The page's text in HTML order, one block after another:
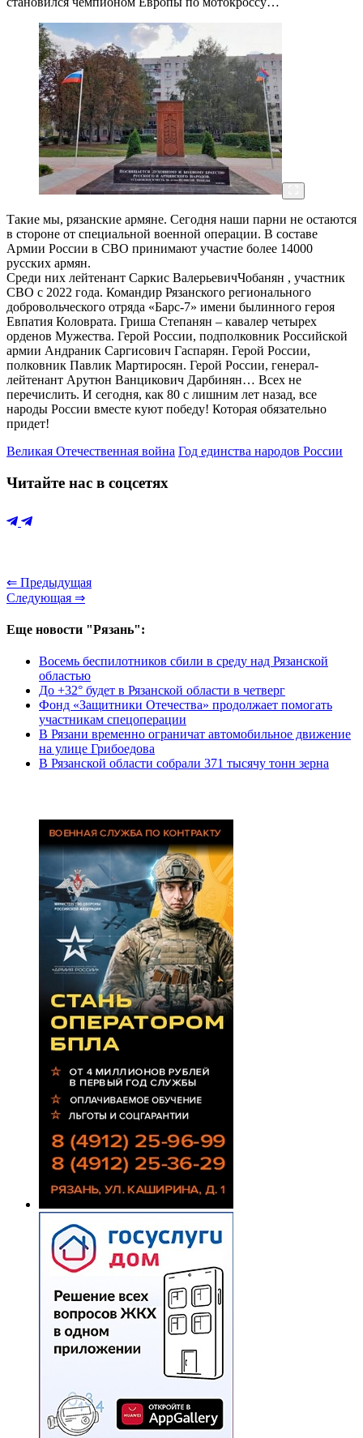
Такие мы, рязанские армяне. Сегодня наши парни не остаются
в стороне от специальной военной операции. В составе
Армии России в СВО принимают участие более 14000
русских армян.
Среди них лейтенант Саркис ВалерьевичЧобанян , участник
СВО с 2022 года. Командир Рязанского регионального
добровольческого отряда «Барс-7» имени былинного героя
Евпатия Коловрата. Гриша Степанян – кавалер четырех
орденов Мужества. Герой России, подполковник Российской
армии Андраник Саргисович Гаспарян. Герой России,
полковник Павлик Мартиросян. Герой России, генерал-
лейтенант Арутюн Ванцикович Дарбинян… Всех не
перечислить. И сегодня, как 80 с лишним лет назад, все
народы России вместе куют победу! Которая обязательно
придет!
Великая Отечественная война Год единства народов России
Читайте нас в соцсетях
⇐ Предыдущая
Следующая ⇒
Еще новости "Рязань":
Восемь беспилотников сбили в среду над Рязанской
областью
До +32° будет в Рязанской области в четверг
Фонд «Защитники Отечества» продолжает помогать
участникам спецоперации
В Рязани временно ограничат автомобильное движение
на улице Грибоедова
В Рязанской области собрали 371 тысячу тонн зерна